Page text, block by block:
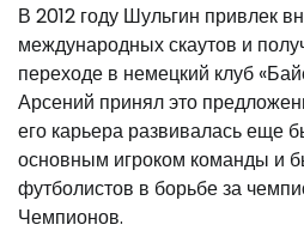
В 2012 году Шульгин привлек
международных скаутов и
переходе в немецкий клуб
Арсений принял это
его карьера развивалась еще
основным игроком команды и
футболистов в борьбе за
Чемпионов.